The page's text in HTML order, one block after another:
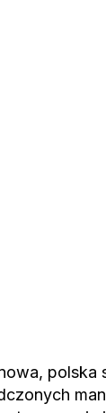
polska